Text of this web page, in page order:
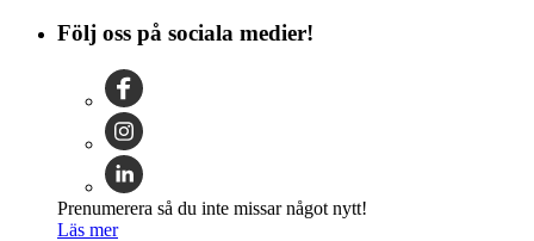
Följ oss på sociala medier!
Prenumerera så du inte missar något nytt!
Läs mer